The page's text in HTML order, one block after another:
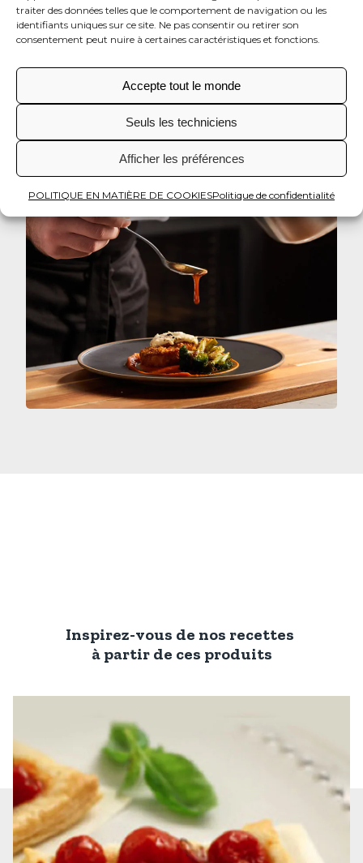
traiter des données telles que le comportement de navigation ou les
identifiants uniques sur ce site. Ne pas consentir ou retirer son
consentement peut nuire à certaines caractéristiques et fonctions.
Accepte tout le monde
Seuls les techniciens
Afficher les préférences
POLITIQUE EN MATIÈRE DE COOKIESPolitique de confidentialité
des textures spéciaux pour aider les chefs à
compléter leurs plats, en étant attentifs à la
fonctionnalité et la flexibilité d'utilisation.
Inspirez-vous de nos recettes
à partir de ces produits